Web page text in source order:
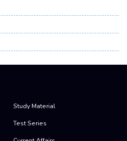
Study Material
Test Series